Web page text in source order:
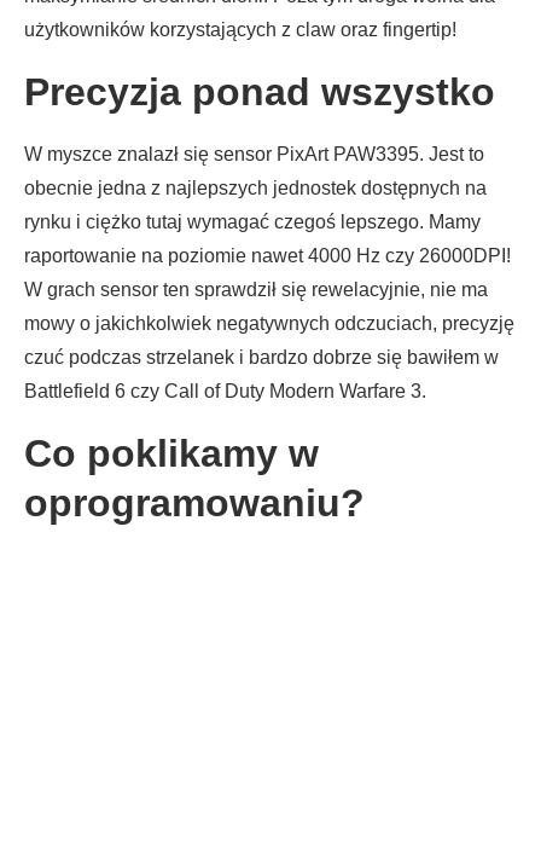
użytkowników korzystających z claw oraz fingertip!
Precyzja ponad wszystko
W myszce znalazł się sensor PixArt PAW3395. Jest to
obecnie jedna z najlepszych jednostek dostępnych na
rynku i ciężko tutaj wymagać czegoś lepszego. Mamy
raportowanie na poziomie nawet 4000 Hz czy 26000DPI!
W grach sensor ten sprawdził się rewelacyjnie, nie ma
mowy o jakichkolwiek negatywnych odczuciach, precyzję
czuć podczas strzelanek i bardzo dobrze się bawiłem w
Battlefield 6 czy Call of Duty Modern Warfare 3.
Co poklikamy w
oprogramowaniu?